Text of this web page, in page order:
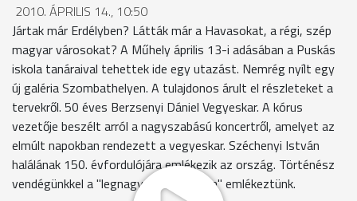
2010. ÁPRILIS 14., 10:50
Jártak már Erdélyben? Látták már a Havasokat, a régi, szép
magyar városokat? A Műhely április 13-i adásában a Puskás
iskola tanáraival tehettek ide egy utazást. Nemrég nyílt egy
új galéria Szombathelyen. A tulajdonos árult el részleteket a
tervekről. 50 éves Berzsenyi Dániel Vegyeskar. A kórus
vezetője beszélt arról a nagyszabású koncertről, amelyet az
elmúlt napokban rendezett a vegyeskar. Széchenyi István
halálának 150. évfordulójára emlékezik az ország. Történész
vendégünkkel a "legnagyobb magyarra" emlékeztünk.